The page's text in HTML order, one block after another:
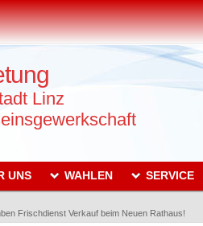
Linz
UNS WAHLEN SERVICE
Frischdienst Verkauf beim Neuen Rathaus!